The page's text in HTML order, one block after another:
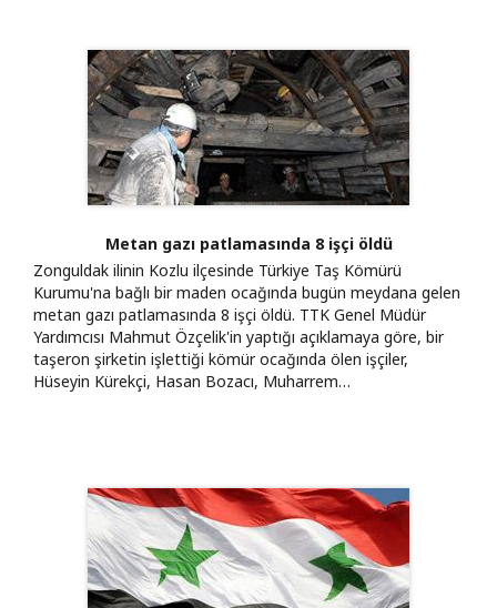
Metan gazı patlamasında 8 işçi öldü
Zonguldak ilinin Kozlu ilçesinde Türkiye Taş Kömürü
Kurumu'na bağlı bir maden ocağında bugün meydana gelen
metan gazı patlamasında 8 işçi öldü. TTK Genel Müdür
Yardımcısı Mahmut Özçelik'in yaptığı açıklamaya göre, bir
taşeron şirketin işlettiği kömür ocağında ölen işçiler,
Hüseyin Kürekçi, Hasan Bozacı, Muharrem…